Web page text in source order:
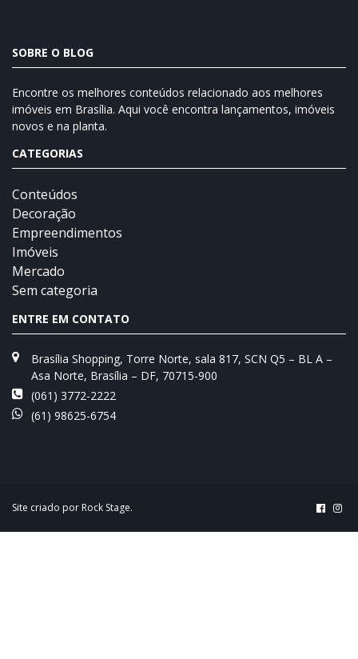
SOBRE O BLOG
Encontre os melhores conteúdos relacionado aos melhores
imóveis em Brasília. Aqui você encontra lançamentos, imóveis
novos e na planta.
CATEGORIAS
Conteúdos
Decoração
Empreendimentos
Imóveis
Mercado
Sem categoria
ENTRE EM CONTATO
Brasília Shopping, Torre Norte, sala 817, SCN Q5 – BL A –
Asa Norte, Brasília – DF, 70715-900
(061) 3772-2222
(61) 98625-6754
Site criado por Rock Stage.